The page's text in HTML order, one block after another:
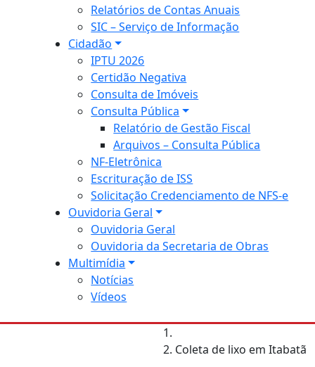
Relatórios de Contas Anuais
SIC – Serviço de Informação
Cidadão
IPTU 2026
Certidão Negativa
Consulta de Imóveis
Consulta Pública
Relatório de Gestão Fiscal
Arquivos – Consulta Pública
NF-Eletrônica
Escrituração de ISS
Solicitação Credenciamento de NFS-e
Ouvidoria Geral
Ouvidoria Geral
Ouvidoria da Secretaria de Obras
Multimídia
Notícias
Vídeos
Coleta de lixo em Itabatã